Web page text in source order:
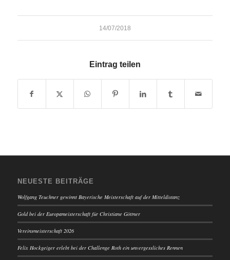
14/07/2018
Eintrag teilen
NEUESTE BEITRÄGE
Wolfgang Teuchner gewinnt Bayerische Meisterschaft auf der Mitteldistanz
Gold bei der Europameisterschaft für Christiane Göttner
Vereinsmeisterschaft 2026
Felix Hockgeiger erlebt bei der Challenge Roth ein unvergessliches Rennen